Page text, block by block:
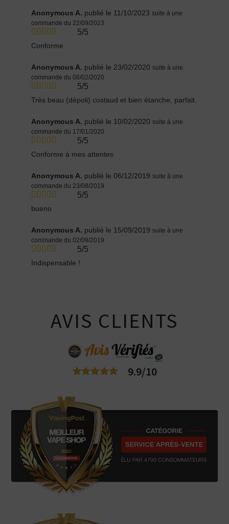
Anonymous A. publié le 11/10/2023 suite à une
commande du 22/09/2023
5/5
Conforme
Anonymous A. publié le 23/02/2020 suite à une
commande du 06/02/2020
5/5
Très beau (dépoli) costaud et bien étanche, parfait.
Anonymous A. publié le 10/02/2020 suite à une
commande du 17/01/2020
5/5
Conforme à mes attentes
Anonymous A. publié le 06/12/2019 suite à une
commande du 23/08/2019
5/5
bueno
Anonymous A. publié le 15/09/2019 suite à une
commande du 02/09/2019
5/5
Indispensable !
AVIS CLIENTS
9.9/10